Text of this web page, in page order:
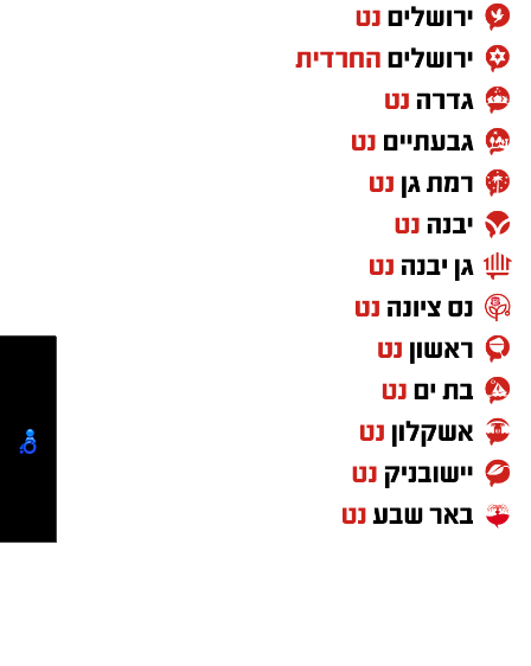
ועמותת "כולנו אחים" יחבר בין מתנדבים ותושבים
מכל רחבי העיר. במהלך הערב תיארזנה החבילות
שיצאו לחלוקה מסודרת למשפחות, וכן יתקיים טקס
התייחדות לזכרו של טל.
ראו כאן:
https://www.peach-in.com/cmp/1I0ci8asc?
ref=4vBs2che&lang=he
איפה יש בנס ציונה מצלמות חניה
הכסף שנעלם בשקט: כך דמי הניהול שוחקים
לפנסיונרים אלפי שקלים